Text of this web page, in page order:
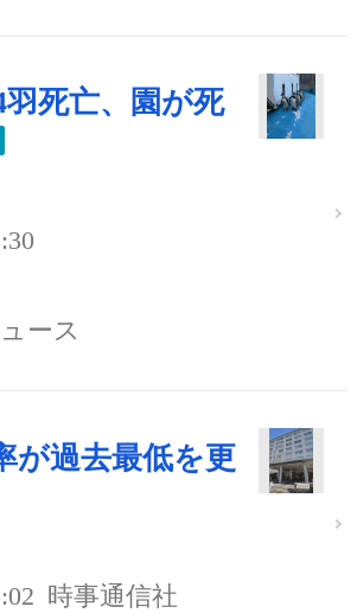
死亡、園が死
ース
が過去最低を更
時事通信社